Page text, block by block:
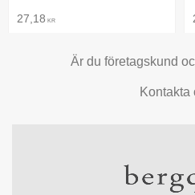
27,18 KR
Är du företagskund
Kontakta